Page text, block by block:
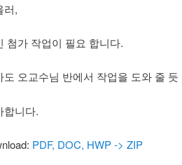
러,
첨가 작업이 필요 합니다.
도 오교수님 반에서 작업을 도와 줄 듯
합니다.
PDF, DOC, HWP -> ZIP